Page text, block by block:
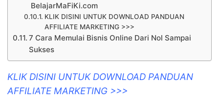
BelajarMaFiKi.com
KLIK DISINI UNTUK DOWNLOAD PANDUAN
AFFILIATE MARKETING >>>
7 Cara Memulai Bisnis Online Dari Nol Sampai
Sukses
KLIK DISINI UNTUK DOWNLOAD PANDUAN
AFFILIATE MARKETING >>>